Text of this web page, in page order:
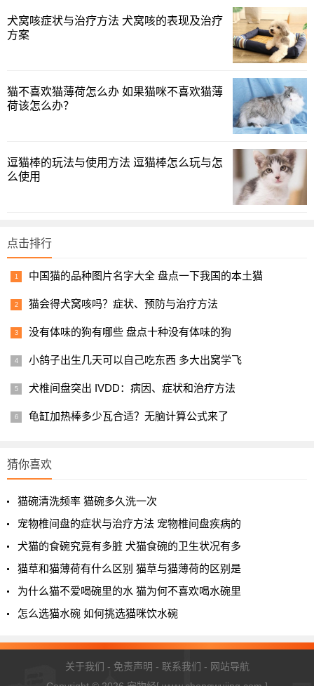
4、添加味道：给猫猫的水里加点鸡汤或者金枪鱼汁，给水
增加美味。
总而言之，猫咪缺水是非常严重的问题，如果它们拒绝喝
水，一定要引起警惕喔！如果这些办法都没用，那就为你自
己多准备几个水杯吧，毕竟对喵星人来说，铲屎官杯子里的
水才是最好喝的！不过也有个缺点，你估计得每天跟在它臀
犬窝咳症状与治疗方法 犬窝咳的表现及治疗
方案
猫不喜欢猫薄荷怎么办 如果猫咪不喜欢猫薄
荷该怎么办？
逗猫棒的玩法与使用方法 逗猫棒怎么玩与怎
么使用
点击排行
中国猫的品种图片名字大全 盘点一下我国的本土猫
猫会得犬窝咳吗？症状、预防与治疗方法
没有体味的狗有哪些 盘点十种没有体味的狗
小鸽子出生几天可以自己吃东西 多大出窝学飞
犬椎间盘突出 IVDD：病因、症状和治疗方法
龟缸加热棒多少瓦合适？无脑计算公式来了
猜你喜欢
猫碗清洗频率 猫碗多久洗一次
宠物椎间盘的症状与治疗方法 宠物椎间盘疾病的
犬猫的食碗究竟有多脏 犬猫食碗的卫生状况有多
猫草和猫薄荷有什么区别 猫草与猫薄荷的区别是
为什么猫不爱喝碗里的水 猫为何不喜欢喝水碗里
怎么选猫水碗 如何挑选猫咪饮水碗
关于我们 - 免责声明 - 联系我们 - 网站导航